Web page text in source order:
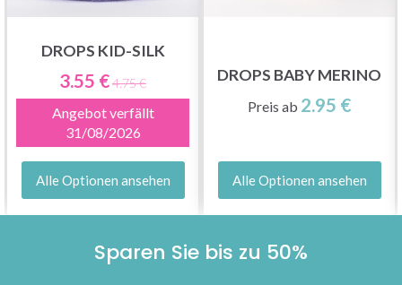
DROPS KID-SILK
3.55 €4.75 €
Angebot verfällt
31/08/2026
Alle Optionen ansehen
DROPS BABY MERINO
Preis ab 2.95 €
Alle Optionen ansehen
Sparen Sie bis zu 50%